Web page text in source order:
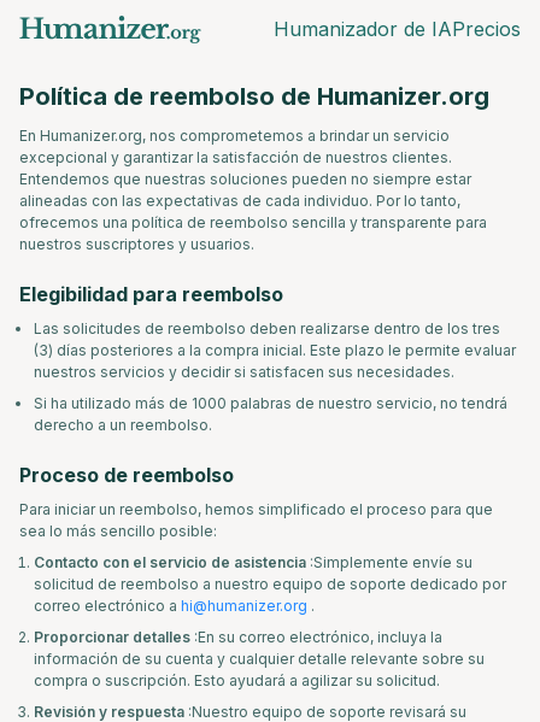
Humanizador de IAPrecios
Política de reembolso de Humanizer.org
En Humanizer.org, nos comprometemos a brindar un servicio
excepcional y garantizar la satisfacción de nuestros clientes.
Entendemos que nuestras soluciones pueden no siempre estar
alineadas con las expectativas de cada individuo. Por lo tanto,
ofrecemos una política de reembolso sencilla y transparente para
nuestros suscriptores y usuarios.
Elegibilidad para reembolso
Las solicitudes de reembolso deben realizarse dentro de los tres
(3) días posteriores a la compra inicial. Este plazo le permite evaluar
nuestros servicios y decidir si satisfacen sus necesidades.
Si ha utilizado más de 1000 palabras de nuestro servicio, no tendrá
derecho a un reembolso.
Proceso de reembolso
Para iniciar un reembolso, hemos simplificado el proceso para que
sea lo más sencillo posible:
Contacto con el servicio de asistencia :Simplemente envíe su
solicitud de reembolso a nuestro equipo de soporte dedicado por
correo electrónico a hi@humanizer.org .
Proporcionar detalles :En su correo electrónico, incluya la
información de su cuenta y cualquier detalle relevante sobre su
compra o suscripción. Esto ayudará a agilizar su solicitud.
Revisión y respuesta :Nuestro equipo de soporte revisará su